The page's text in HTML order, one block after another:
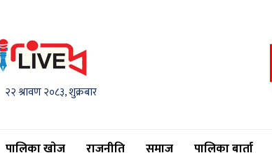
२२ श्रावण २०८३, शुक्रबार
पालिका खाेज राजनीति समाज पालिका बार्ता